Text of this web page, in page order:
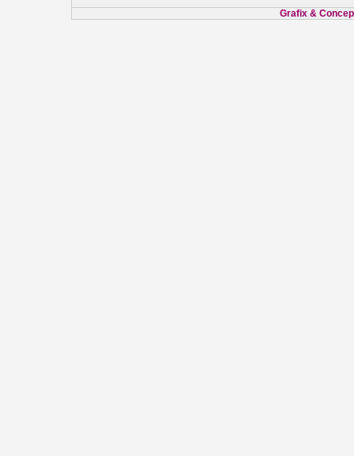
Grafix &